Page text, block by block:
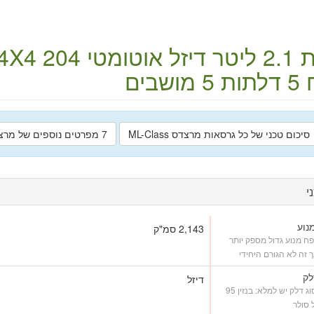
דיזל אוטומטי 204 כ"ס
סיכום טכני של כל גרסאות מרצדס ML-Class 7 מפרטים נוספים של מרצדס ML-Class
מנוע גדול מספק יותר
זה לא הגורם היחידי
2,143 סמ"ק
איזה סוג דלק יש למלא: בנזין 95
סולר
דיזל